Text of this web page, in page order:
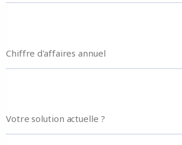
Chiffre d'affaires annuel
Votre solution actuelle ?